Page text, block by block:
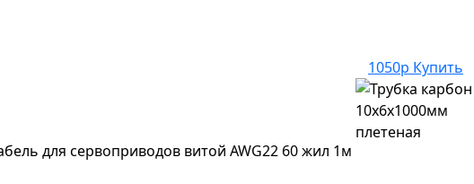
для сервоприводов витой AWG22 60 жил 1м
1050р Купить